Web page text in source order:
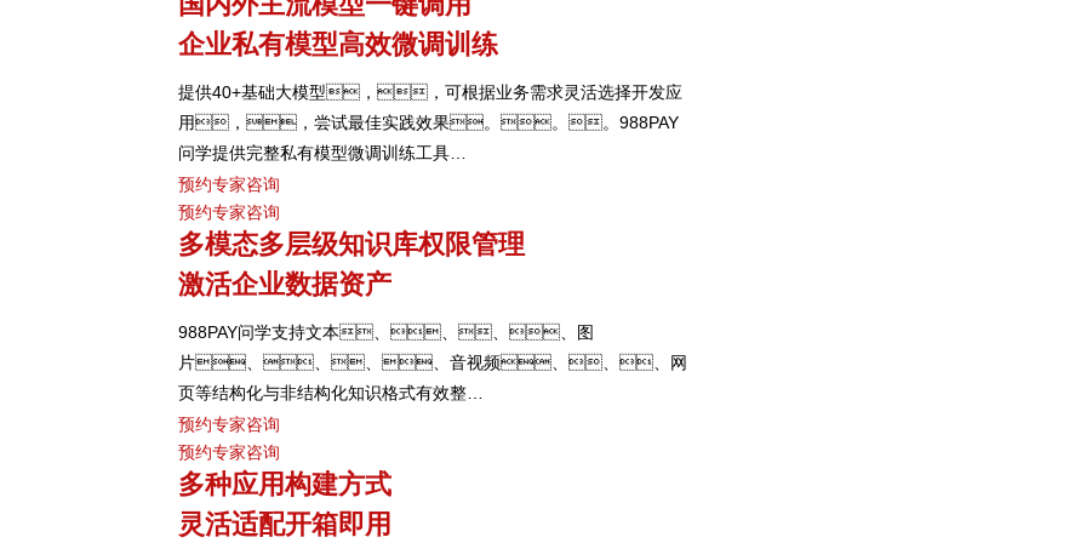
企业私有模型高效微调训练
提供40+基础大模型，，可根据业务需求灵活选择开发应
用，，尝试最佳实践效果。。。988PAY
问学提供完整私有模型微调训练工具
集，，，，帮助企业定制专属大模
型，，解决模型应用准确率低的问
题。。。。
预约专家咨询
预约专家咨询
多模态多层级知识库权限管理
激活企业数据资产
988PAY问学支持文本、、、、图
片、、、、音视频、、、网
页等结构化与非结构化知识格式有效整
合，，，， 可结合访问权限进行管理控
制，，保障数据安全，，，，打
造企业级私域知识库。。
预约专家咨询
预约专家咨询
多种应用构建方式
灵活适配开箱即用